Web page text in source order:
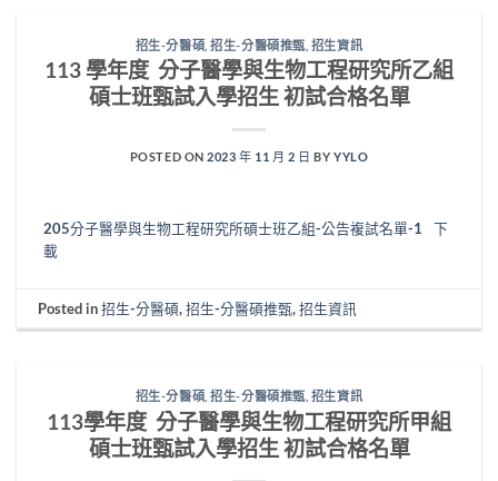
招生-分醫碩 ,招生-分醫碩推甄, 招生資訊
113 學年度 分子醫學與生物工程研究所乙組
碩士班甄試入學招生 初試合格名單
POSTED ON2023 年 11 月 2 日 BY YYLO
205分子醫學與生物工程研究所碩士班乙組-公告複試名單-1
下
載
Posted in招生-分醫碩,招生-分醫碩推甄,招生資訊
招生-分醫碩 ,招生-分醫碩推甄, 招生資訊
113學年度 分子醫學與生物工程研究所甲組
碩士班甄試入學招生 初試合格名單